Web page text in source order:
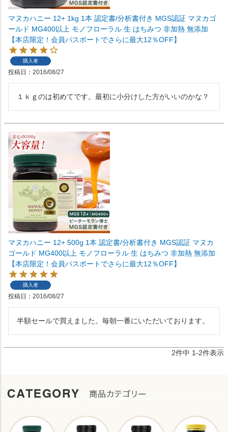
マヌカハニー 12+ 1kg 1本 認定書/分析書付き MGS認証 マヌカゴ
ールド MG400以上 モノフローラル 生 はちみつ 非加熱 無添加
【本店限定！会員パスポートでさらに最大12％OFF】
購入者
投稿日 2016/08/27
１ｋｇのは初めてです。最初に小分けした方がいいのかな？
マヌカハニー 12+ 500g 1本 認定書/分析書付き MGS認証 マヌカ
ゴールド MG400以上 モノフローラル 生 はちみつ 非加熱 無添加
【本店限定！会員パスポートでさらに最大12％OFF】
購入者
投稿日 2016/08/27
半額セールで買えました。毎朝一番にいただいております。
2件中 1-2件表示